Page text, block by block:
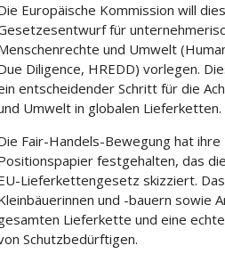
Europäische Kommission will
für
und Umwelt
Diligence, HREDD) vorlegen.
entscheidender Schritt für die
Umwelt in globalen Lieferketten.
Fair-Handels-Bewegung hat
festgehalten, das
Lieferkettengesetz skizziert.
und -bauern sowie
Lieferkette und eine
Schutzbedürftigen.